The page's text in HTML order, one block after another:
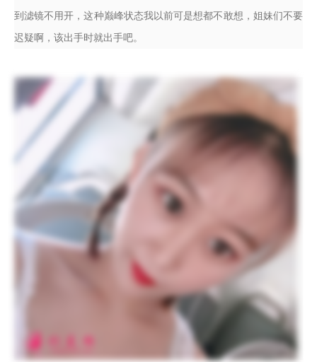
到滤镜不用开，这种巅峰状态我以前可是想都不敢想，姐妹们不要
迟疑啊，该出手时就出手吧。